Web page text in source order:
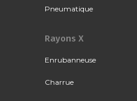
Pneumatique
Rayons X
Enrubanneuse
Charrue